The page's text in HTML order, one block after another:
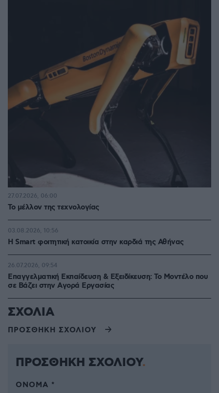
Το μέλλον της τεχνολογίας
27.07.2026, 06:00
Η Smart φοιτητική κατοικία στην καρδιά της Αθήνας
03.08.2026, 10:56
Επαγγελματική Εκπαίδευση & Εξειδίκευση: Το Mοντέλο που
σε Bάζει στην Aγορά Eργασίας
26.07.2026, 09:54
ΣΧΟΛΙΑ
ΠΡΟΣΘΗΚΗ ΣΧΟΛΙΟΥ
ΠΡΟΣΘΗΚΗ ΣΧΟΛΙΟΥ
ΌΝΟΜΑ *